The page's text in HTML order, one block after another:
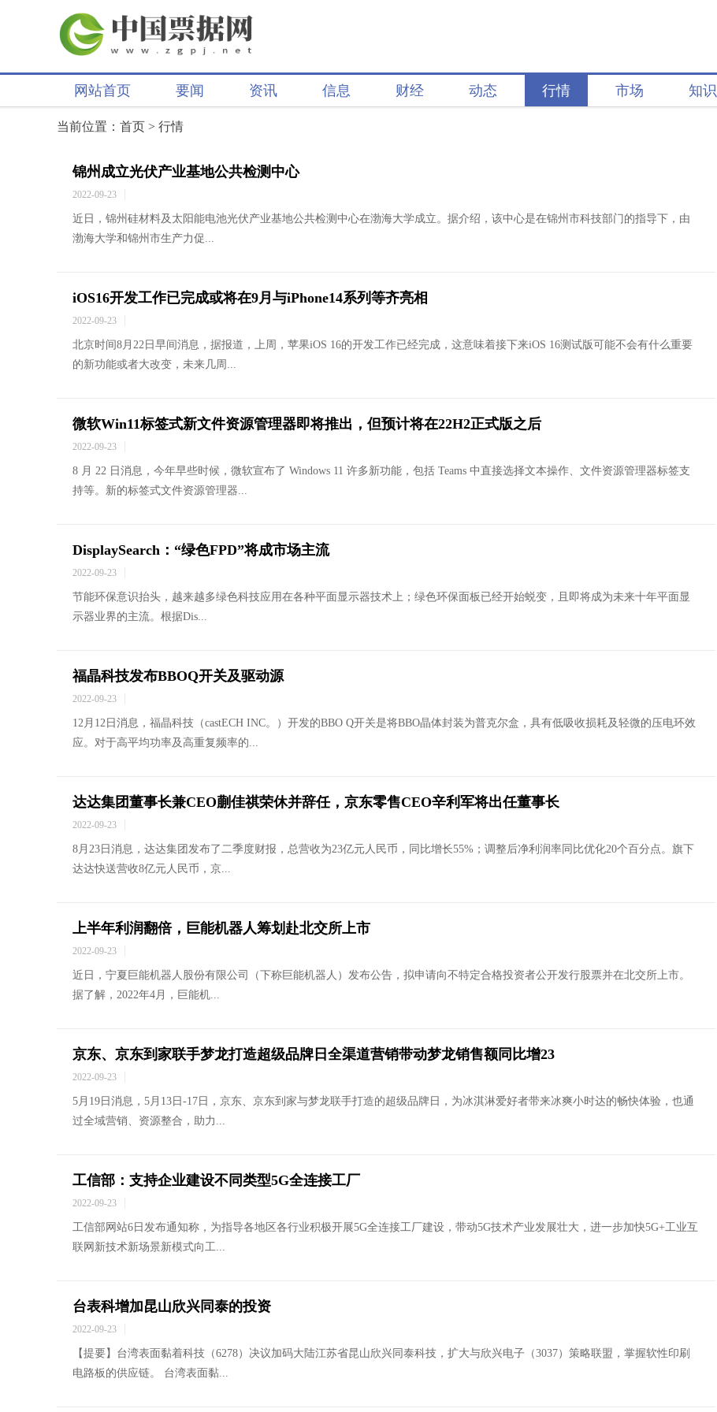
网站首页 要闻 资讯 信息 财经 动态 行情 市场 知识
当前位置： 首页 > 行情
锦州成立光伏产业基地公共检测中心
2022-09-23
近日，锦州硅材料及太阳能电池光伏产业基地公共检测中心在渤海大学成立。据介绍，该中心是在锦州市科技部门的指导下，由
渤海大学和锦州市生产力促...
iOS16开发工作已完成或将在9月与iPhone14系列等齐亮相
2022-09-23
北京时间8月22日早间消息，据报道，上周，苹果iOS 16的开发工作已经完成，这意味着接下来iOS 16测试版可能不会有什么重要
的新功能或者大改变，未来几周...
微软Win11标签式新文件资源管理器即将推出，但预计将在22H2正式版之后
2022-09-23
8 月 22 日消息，今年早些时候，微软宣布了 Windows 11 许多新功能，包括 Teams 中直接选择文本操作、文件资源管理器标签支
持等。新的标签式文件资源管理器...
DisplaySearch：“绿色FPD”将成市场主流
2022-09-23
节能环保意识抬头，越来越多绿色科技应用在各种平面显示器技术上；绿色环保面板已经开始蜕变，且即将成为未来十年平面显
示器业界的主流。根据Dis...
福晶科技发布BBOQ开关及驱动源
2022-09-23
12月12日消息，福晶科技（castECH INC。）开发的BBO Q开关是将BBO晶体封装为普克尔盒，具有低吸收损耗及轻微的压电环效
应。对于高平均功率及高重复频率的...
达达集团董事长兼CEO蒯佳祺荣休并辞任，京东零售CEO辛利军将出任董事长
2022-09-23
8月23日消息，达达集团发布了二季度财报，总营收为23亿元人民币，同比增长55%；调整后净利润率同比优化20个百分点。旗下
达达快送营收8亿元人民币，京...
上半年利润翻倍，巨能机器人筹划赴北交所上市
2022-09-23
近日，宁夏巨能机器人股份有限公司（下称巨能机器人）发布公告，拟申请向不特定合格投资者公开发行股票并在北交所上市。
据了解，2022年4月，巨能机...
京东、京东到家联手梦龙打造超级品牌日全渠道营销带动梦龙销售额同比增23
2022-09-23
5月19日消息，5月13日-17日，京东、京东到家与梦龙联手打造的超级品牌日，为冰淇淋爱好者带来冰爽小时达的畅快体验，也通
过全域营销、资源整合，助力...
工信部：支持企业建设不同类型5G全连接工厂
2022-09-23
工信部网站6日发布通知称，为指导各地区各行业积极开展5G全连接工厂建设，带动5G技术产业发展壮大，进一步加快5G+工业互
联网新技术新场景新模式向工...
台表科增加昆山欣兴同泰的投资
2022-09-23
【提要】台湾表面黏着科技（6278）决议加码大陆江苏省昆山欣兴同泰科技，扩大与欣兴电子（3037）策略联盟，掌握软性印刷
电路板的供应链。 台湾表面黏...